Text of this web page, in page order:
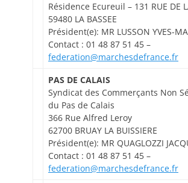
Résidence Ecureuil – 131 RUE DE
59480 LA BASSEE
Président(e): MR LUSSON YVES-
Contact : 01 48 87 51 45 –
federation@marchesdefrance.fr
PAS DE CALAIS
Syndicat des Commerçants Non
du Pas de Calais
366 Rue Alfred Leroy
62700 BRUAY LA BUISSIERE
Président(e): MR QUAGLOZZI
Contact : 01 48 87 51 45 –
federation@marchesdefrance.fr